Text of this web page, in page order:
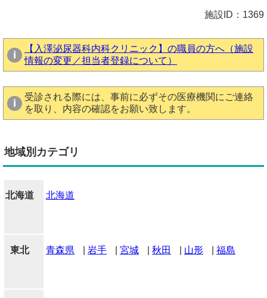
施設ID：1369
【入澤泌尿器科内科クリニック】の職員の方へ（施設
情報の変更／担当者登録について）
受診される際には、事前に必ずその医療機関にご連絡
を取り、内容の確認をお願い致します。
地域別カテゴリ
北海道 北海道
東北 青森県 岩手 宮城 秋田 山形 福島